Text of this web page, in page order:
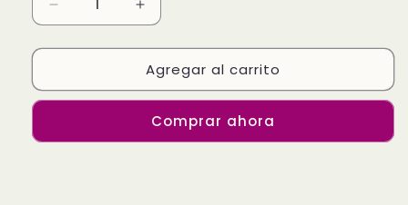
Reducir
cantidad
para
cdv
2026
Aumentar
cantidad
para
Getup
cdv
2026
Agregar al carrito
Comprar ahora